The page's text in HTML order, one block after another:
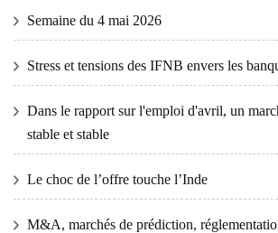
Semaine du 4 mai 2026
Stress et tensions des IFNB envers les
Dans le rapport sur l'emploi d'avril, un
stable et stable
Le choc de l’offre touche l’Inde
M&A, marchés de prédiction,